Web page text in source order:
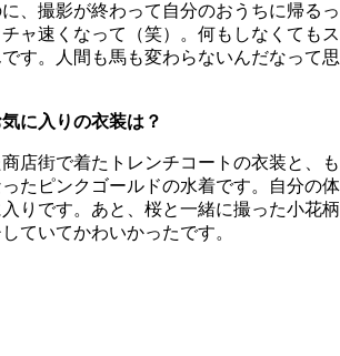
、撮影が終わって自分のおうちに帰るっ
ャ速くなって（笑）。何もしなくてもス
す。人間も馬も変わらないんだなって思
に入りの衣装は？
店街で着たトレンチコートの衣装と、も
たピンクゴールドの水着です。自分の体
りです。あと、桜と一緒に撮った小花柄
ていてかわいかったです。